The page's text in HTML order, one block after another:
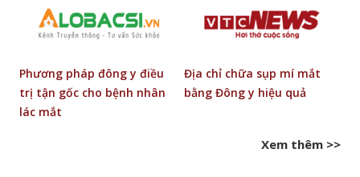
Phương pháp đông y điều
trị tận gốc cho bệnh nhân
lác mắt
Địa chỉ chữa sụp mí mắt
bằng Đông y hiệu quả
Xem thêm >>